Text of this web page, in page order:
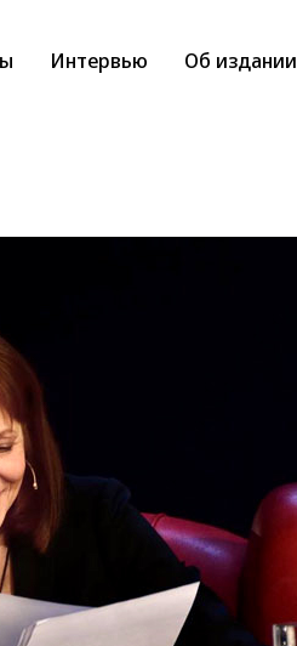
Интервью Об издании